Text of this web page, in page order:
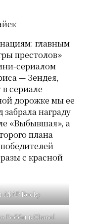
главным
престолов»
сериалом
— Зендея,
сериале
дорожке мы ее
награду
«Выбывшая», а
плана
с красной
Rocky
Робби в Chanel